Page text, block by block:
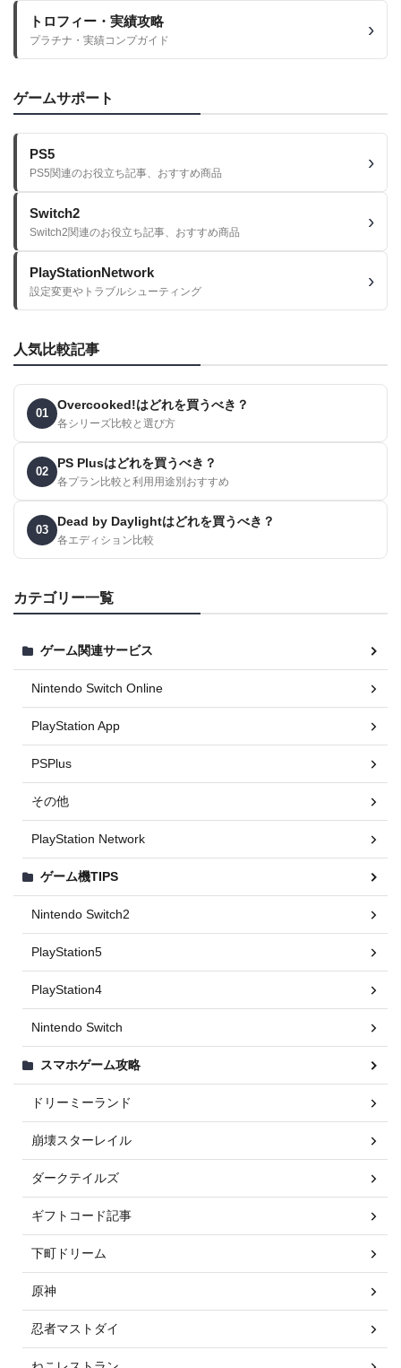
トロフィー・実績攻略
プラチナ・実績コンプガイド
ゲームサポート
PS5
PS5関連のお役立ち記事、おすすめ商品
Switch2
Switch2関連のお役立ち記事、おすすめ商品
PlayStationNetwork
設定変更やトラブルシューティング
人気比較記事
01
Overcooked!はどれを買うべき？
各シリーズ比較と選び方
02
PS Plusはどれを買うべき？
各プラン比較と利用用途別おすすめ
03
Dead by Daylightはどれを買うべき？
各エディション比較
カテゴリー一覧
ゲーム関連サービス
Nintendo Switch Online
PlayStation App
PSPlus
その他
PlayStation Network
ゲーム機TIPS
Nintendo Switch2
PlayStation5
PlayStation4
Nintendo Switch
スマホゲーム攻略
ドリーミーランド
崩壊スターレイル
ダークテイルズ
ギフトコード記事
下町ドリーム
原神
忍者マストダイ